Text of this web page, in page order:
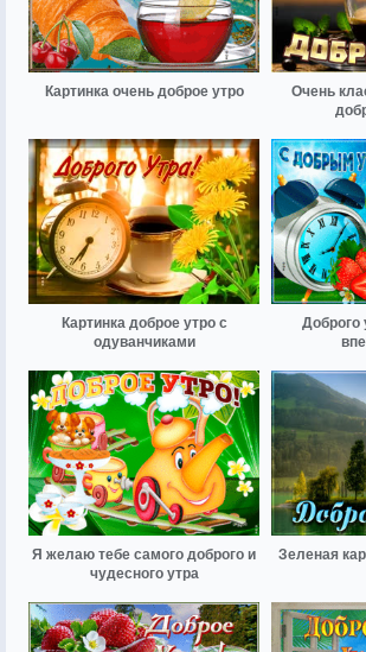
Картинка очень доброе утро
Очень
Картинка доброе утро с
одуванчиками
Доброго
Я желаю тебе самого доброго и
чудесного утра
Зеленая